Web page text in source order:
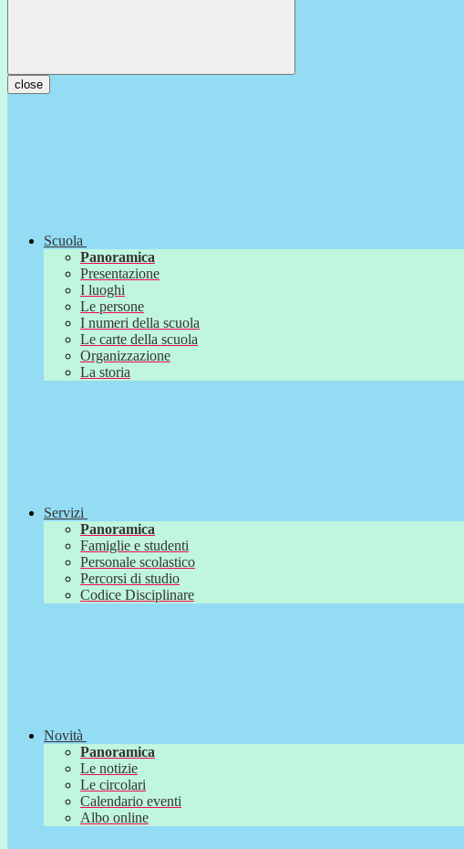
close
Scuola
Panoramica
Presentazione
I luoghi
Le persone
I numeri della scuola
Le carte della scuola
Organizzazione
La storia
Servizi
Panoramica
Famiglie e studenti
Personale scolastico
Percorsi di studio
Codice Disciplinare
Novità
Panoramica
Le notizie
Le circolari
Calendario eventi
Albo online